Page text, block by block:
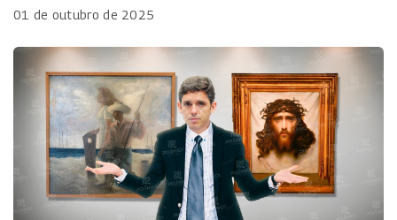
01 de outubro de 2025